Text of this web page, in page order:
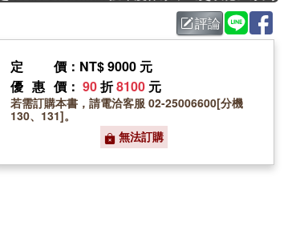
評論
定價 ：NT$ 9000 元
優惠價 ： 90折8100 元
若需訂購本書，請電洽客服 02-25006600[分機
130、131]。
無法訂購